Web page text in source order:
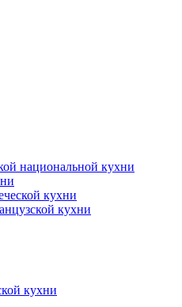
национальной кухни
кухни
кухни
кухни